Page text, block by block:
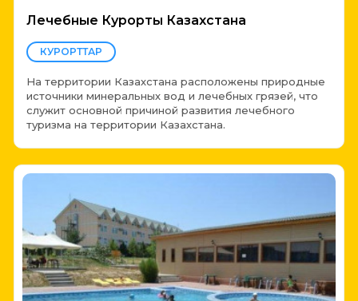
Лечебные Курорты Казахстана
КУРОРТТАР
На территории Казахстана расположены природные
источники минеральных вод и лечебных грязей, что
служит основной причиной развития лечебного
туризма на территории Казахстана.